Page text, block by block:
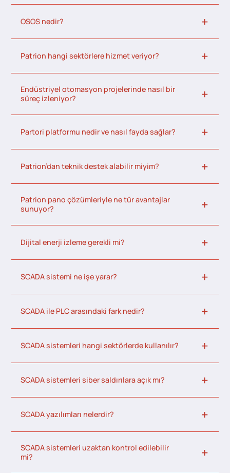
OSOS nedir?
Patrion hangi sektörlere hizmet veriyor?
Endüstriyel otomasyon projelerinde nasıl bir
süreç izleniyor?
Partori platformu nedir ve nasıl fayda sağlar?
Patrion’dan teknik destek alabilir miyim?
Patrion pano çözümleriyle ne tür avantajlar
sunuyor?
Dijital enerji izleme gerekli mi?
SCADA sistemi ne işe yarar?
SCADA ile PLC arasındaki fark nedir?
SCADA sistemleri hangi sektörlerde kullanılır?
SCADA sistemleri siber saldırılara açık mı?
SCADA yazılımları nelerdir?
SCADA sistemleri uzaktan kontrol edilebilir
mi?